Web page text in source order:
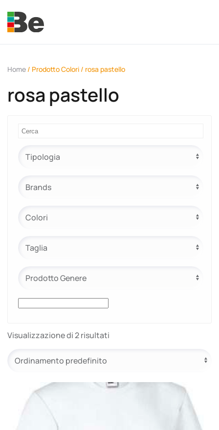
Skip to main content
Home / Prodotto Colori / rosa pastello
rosa pastello
Visualizzazione di 2 risultati